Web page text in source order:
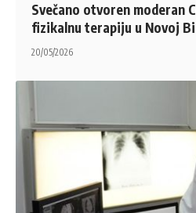
Svečano otvoren moderan
fizikalnu terapiju u Novoj
20/05/2026